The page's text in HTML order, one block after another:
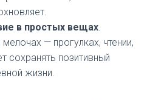
в простых вещах.
— прогулках, чтении,
сохранять позитивный
жизни.